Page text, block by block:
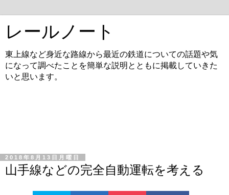
レールノート
東上線など身近な路線から最近の鉄道についての話題や気
になって調べたことを簡単な説明とともに掲載していきた
いと思います。
2018年8月13日月曜日
山手線などの完全自動運転を考える